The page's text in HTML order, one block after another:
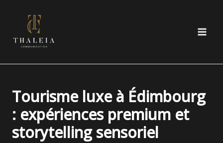
contenu
Tourisme luxe à Édimbourg
: expériences premium et
storytelling sensoriel